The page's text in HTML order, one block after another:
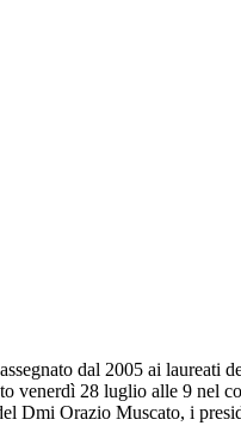
dal 2005 ai laureati
venerdì 28 luglio alle 9 nel
Dmi Orazio Muscato, i